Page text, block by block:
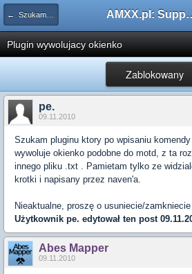
← Szukam pluginu AMXX.pl:
Plugin wywolujacy okienko
Zablokowany
pe.
09.11.2010
Szukam pluginu ktory po wpisaniu
wywoluje okienko podobne do motd, z ta
innego pliku .txt . Pamietam tylko ze
krotki i napisany przez naven'a.
Nieaktualne, proszę o usuniecie/
Użytkownik pe. edytował ten post
Abes Mapper
09.11.2010